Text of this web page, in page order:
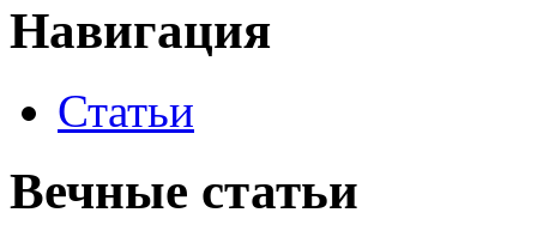
Навигация
Статьи
Вечные статьи